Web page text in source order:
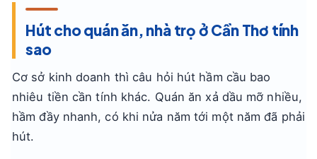
Hút cho quán ăn, nhà trọ ở Cần Thơ tính
sao
Cơ sở kinh doanh thì câu hỏi hút hầm cầu bao
nhiêu tiền cần tính khác. Quán ăn xả dầu mỡ nhiều,
hầm đầy nhanh, có khi nửa năm tới một năm đã phải
hút.